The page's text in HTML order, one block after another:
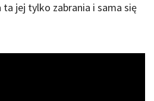
jej tylko zabrania i sama się